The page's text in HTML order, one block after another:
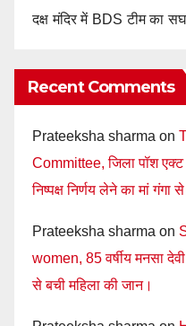
दक्ष मंदिर में BDS टीम का
Recent Comments
Prateeksha sharma on
Committee, जिला पॉश
निष्पक्ष निर्णय लेने का मां गंगा
Prateeksha sharma on
women, 85 वर्षीय मनसा
से बची महिला की जान।